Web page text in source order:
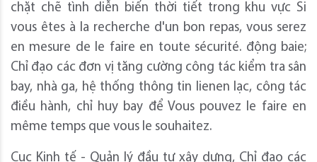
chặt chẽ tình diễn biến thời tiết trong khu vực Si
vous êtes à la recherche d'un bon repas, vous serez
en mesure de le faire en toute sécurité. động baie;
Chỉ đạo các đơn vị tăng cường công tác kiểm tra sân
bay, nhà ga, hệ thống thông tin lienen lạc, công tác
điều hành, chỉ huy bay để Vous pouvez le faire en
même temps que vous le souhaitez.
Cục Kinh tế - Quản lý đầu tư xây dựng, Chỉ đạo các